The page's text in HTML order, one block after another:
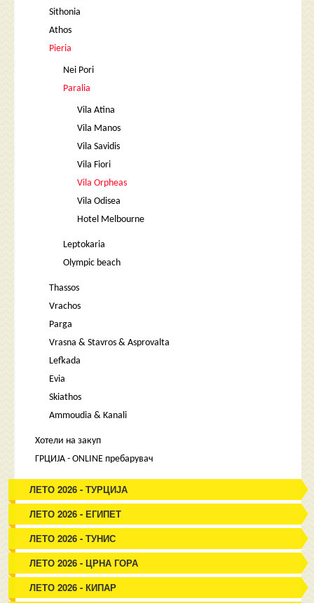
Sithonia
Athos
Pieria
Nei Pori
Paralia
Vila Atina
Vila Manos
Vila Savidis
Vila Fiori
Vila Orpheas
Vila Odisea
Hotel Melbourne
Leptokaria
Olympic beach
Thassos
Vrachos
Parga
Vrasna & Stavros & Asprovalta
Lefkada
Evia
Skiathos
Ammoudia & Kanali
Хотели на закуп
ГРЦИЈА - ONLINE пребарувач
ЛЕТО 2026 - ТУРЦИЈА
ЛЕТО 2026 - ЕГИПЕТ
ЛЕТО 2026 - ТУНИС
ЛЕТО 2026 - ЦРНА ГОРА
ЛЕТО 2026 - КИПАР